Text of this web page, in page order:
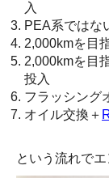
入
PEA系ではな
2,000kmを目
2,000kmを目
投入
フラッシング
オイル交換＋
という流れで